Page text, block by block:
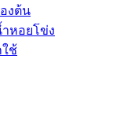
งต้น
หอยโข่ง
ช้